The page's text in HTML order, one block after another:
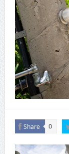
Share 0